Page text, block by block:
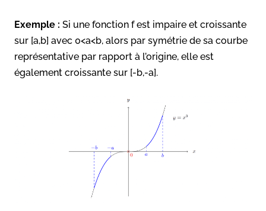
Exemple : Si une fonction f est impaire et croissante
sur [a,b] avec 0<a<b, alors par symétrie de sa courbe
représentative par rapport à l’origine, elle est
également croissante sur [-b,-a].